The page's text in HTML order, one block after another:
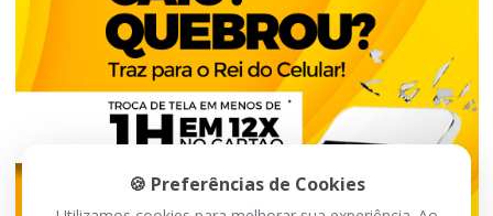
🍪 Preferências de Cookies